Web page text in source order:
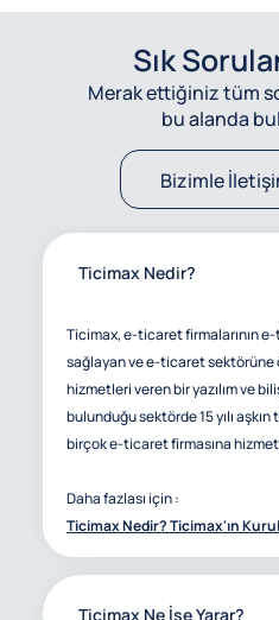
Sık
Merak ettiğiniz tüm
bu alanda
Bizimle
Ticimax Nedir?
Ticimax, e-ticaret firmalarının
sağlayan ve e-ticaret sektörüne
hizmetleri veren bir yazılım ve
bulunduğu sektörde 15 yılı
birçok e-ticaret firmasına
Daha fazlası için :
Ticimax Nedir? Ticimax'ın
Ticimax Ne İşe Yarar?